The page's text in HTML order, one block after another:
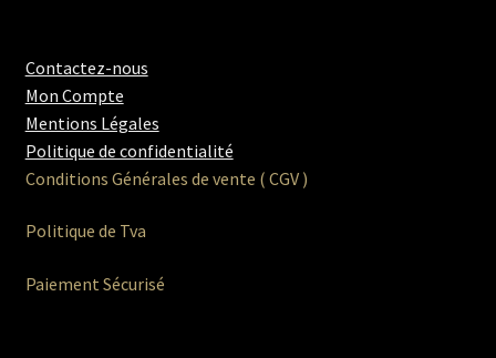
Contactez-nous
Mon Compte
Mentions Légales
Politique de confidentialité
Conditions Générales de vente ( CGV )
Politique de Tva
Paiement Sécurisé